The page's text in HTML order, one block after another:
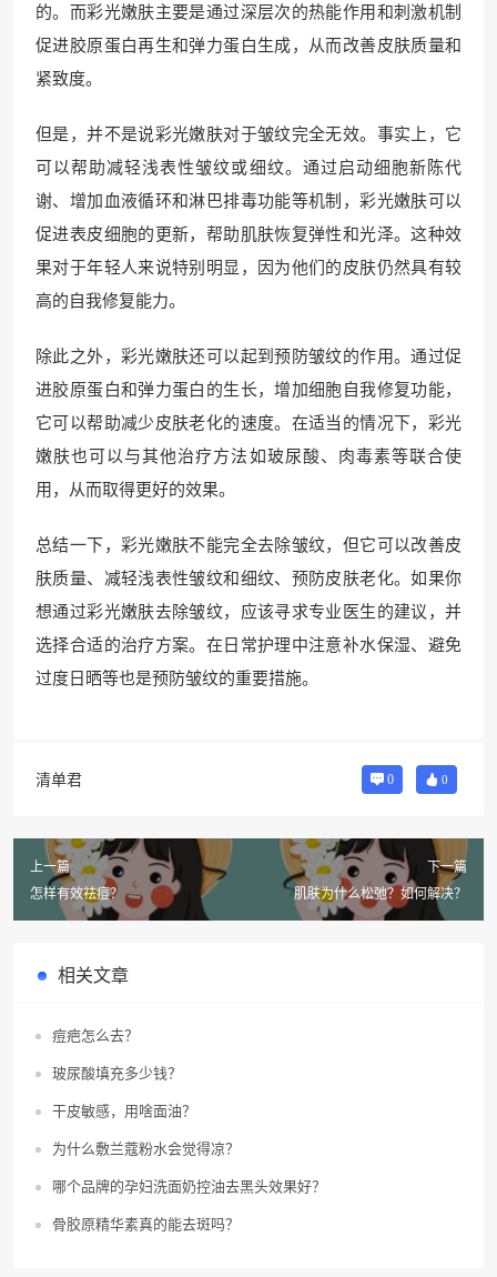
的。而彩光嫩肤主要是通过深层次的热能作用和刺激机制
促进胶原蛋白再生和弹力蛋白生成，从而改善皮肤质量和
紧致度。
但是，并不是说彩光嫩肤对于皱纹完全无效。事实上，它
可以帮助减轻浅表性皱纹或细纹。通过启动细胞新陈代
谢、增加血液循环和淋巴排毒功能等机制，彩光嫩肤可以
促进表皮细胞的更新，帮助肌肤恢复弹性和光泽。这种效
果对于年轻人来说特别明显，因为他们的皮肤仍然具有较
高的自我修复能力。
除此之外，彩光嫩肤还可以起到预防皱纹的作用。通过促
进胶原蛋白和弹力蛋白的生长，增加细胞自我修复功能，
它可以帮助减少皮肤老化的速度。在适当的情况下，彩光
嫩肤也可以与其他治疗方法如玻尿酸、肉毒素等联合使
用，从而取得更好的效果。
总结一下，彩光嫩肤不能完全去除皱纹，但它可以改善皮
肤质量、减轻浅表性皱纹和细纹、预防皮肤老化。如果你
想通过彩光嫩肤去除皱纹，应该寻求专业医生的建议，并
选择合适的治疗方案。在日常护理中注意补水保湿、避免
过度日晒等也是预防皱纹的重要措施。
清单君 0 0
上一篇
怎样有效祛痘？
下一篇
肌肤为什么松弛？如何解决？
相关文章
痘疤怎么去？
玻尿酸填充多少钱？
干皮敏感，用啥面油？
为什么敷兰蔻粉水会觉得凉？
哪个品牌的孕妇洗面奶控油去黑头效果好？
骨胶原精华素真的能去斑吗？